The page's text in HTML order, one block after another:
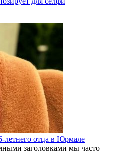
летнего отца в Юрмале
заголовками мы часто